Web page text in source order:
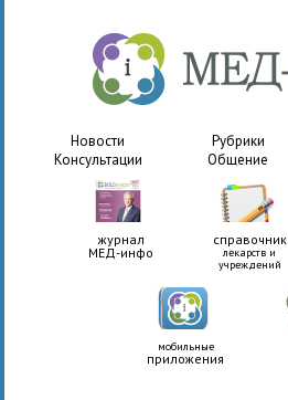
Новости Рубрики
Консультации
Общение
журнал
МЕД-инфо
справочник
лекарств и
учреждений
мобильные
приложения